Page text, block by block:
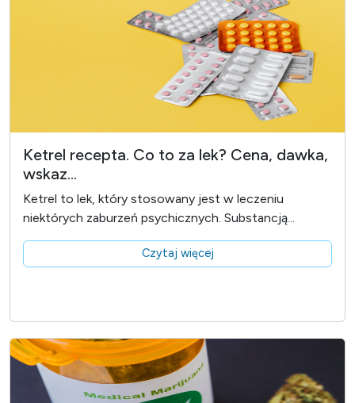
Ketrel recepta. Co to za lek? Cena, dawka,
wskaz...
Ketrel to lek, który stosowany jest w leczeniu
niektórych zaburzeń psychicznych. Substancją...
Czytaj więcej